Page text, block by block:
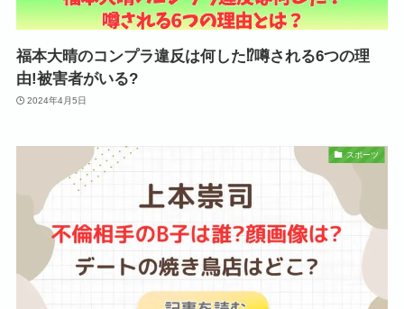
福本大晴のコンプラ違反は何した⁉噂される6つの理
由!被害者がいる?
2024年4月5日
スポーツ